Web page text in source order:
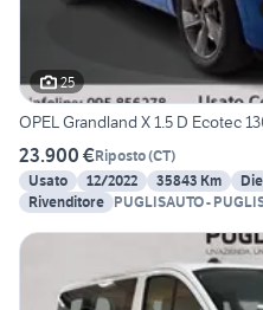
25
OPEL Grandland X 1.5 D Ecotec
23.900 €Riposto(CT)
Usato
12/2022 35843 Km
Rivenditore